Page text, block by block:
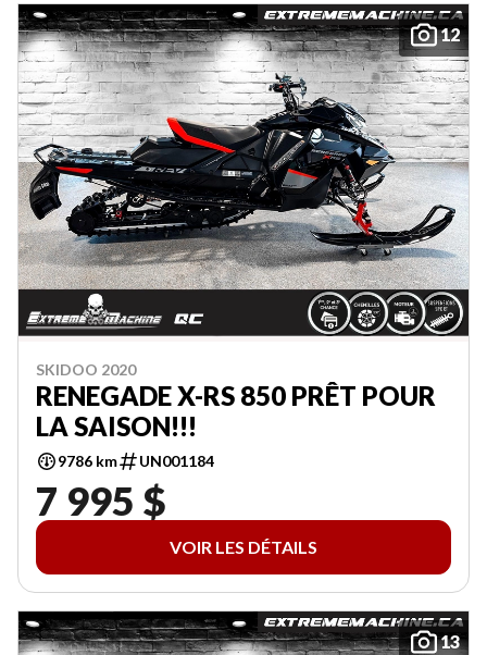
12
SKIDOO 2020
RENEGADE X-RS 850 PRÊT POUR
LA SAISON!!!
9786 km UN001184
7 995 $
VOIR LES DÉTAILS
13